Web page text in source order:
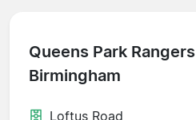
Queens Park Rangers
Birmingham
Loftus Road